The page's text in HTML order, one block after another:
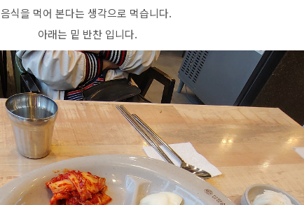
음식을 먹어 본다는 생각으로 먹습니다.
아래는 밑 반찬 입니다.